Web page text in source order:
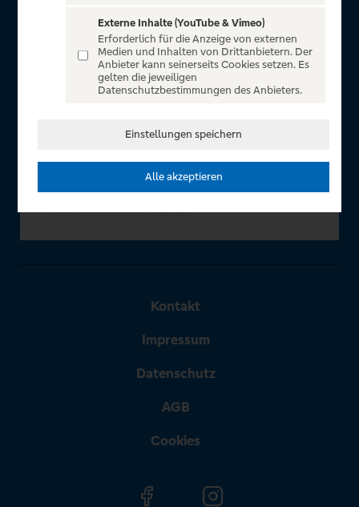
für alle Kunden der Volksbanken Raiffeisenbanken. Auf
unserem einzigartigen Portal finden Sie Tickets für
atemberaubende Konzerte, Musicals und Shows, die
Fußball-Bundesliga sowie die Champions League und die
In Zusammenarbeit mit
Kontakt
Impressum
Datenschutz
AGB
Cookies
Externe Inhalte (YouTube & Vimeo)
Erforderlich für die Anzeige von externen
Medien und Inhalten von Drittanbietern. Der
Anbieter kann seinerseits Cookies setzen. Es
gelten die jeweiligen
Datenschutzbestimmungen des Anbieters.
Einstellungen speichern
Alle akzeptieren